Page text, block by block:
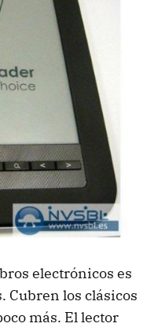
electrónicos es
Cubren los clásicos
más. El lector